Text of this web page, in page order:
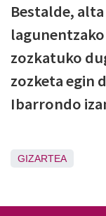
Bestalde,
zozkatuko
zozketa egin
Ibarrondo
GIZARTEA